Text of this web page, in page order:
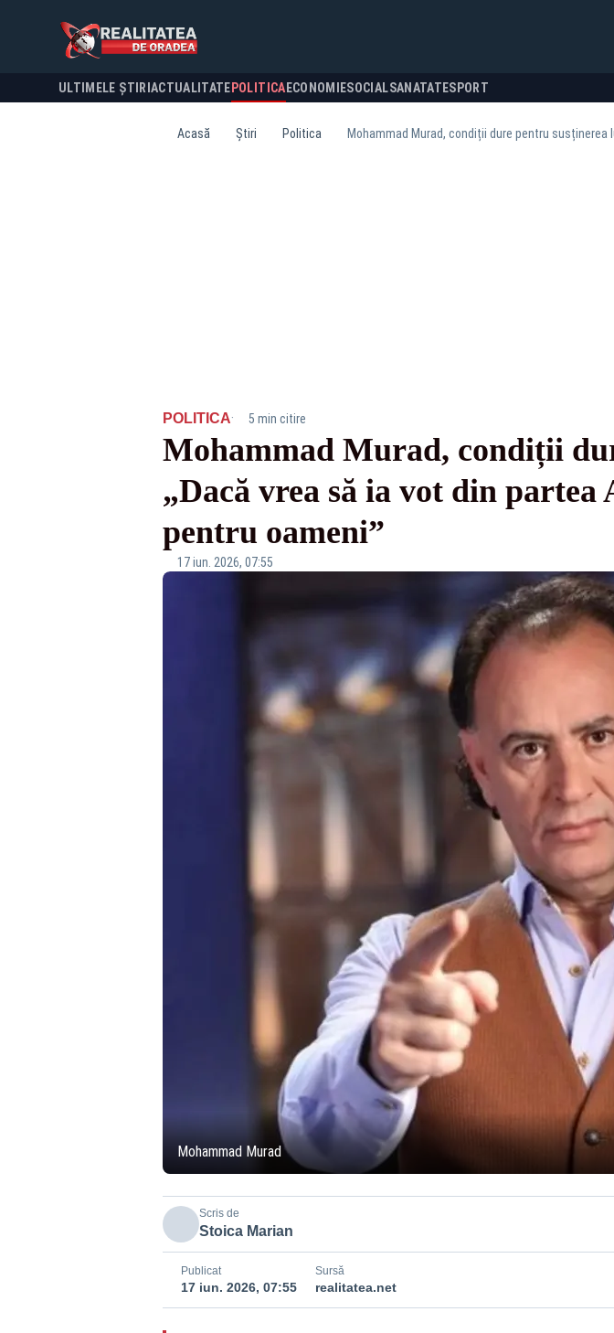
ULTIMELE ȘTIRI ACTUALITATE POLITICA ECONOMIESOCIALSANATATESPORT
Acasă Știri Politica Mohammad Murad, condiții dure pentru susținerea
POLITICA· 5 min citire
Mohammad Murad, condiții
„Dacă vrea să ia vot din
pentru oameni”
17 iun. 2026, 07:55
Mohammad Murad
Scris de
Stoica Marian
Publicat
17 iun. 2026, 07:55
Sursă
realitatea.net